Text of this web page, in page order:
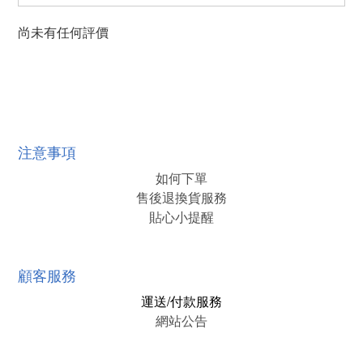
尚未有任何評價
注意事項
如何下單
售後退換貨服務
貼心小提醒
顧客服務
運送/付款服務
網站公告